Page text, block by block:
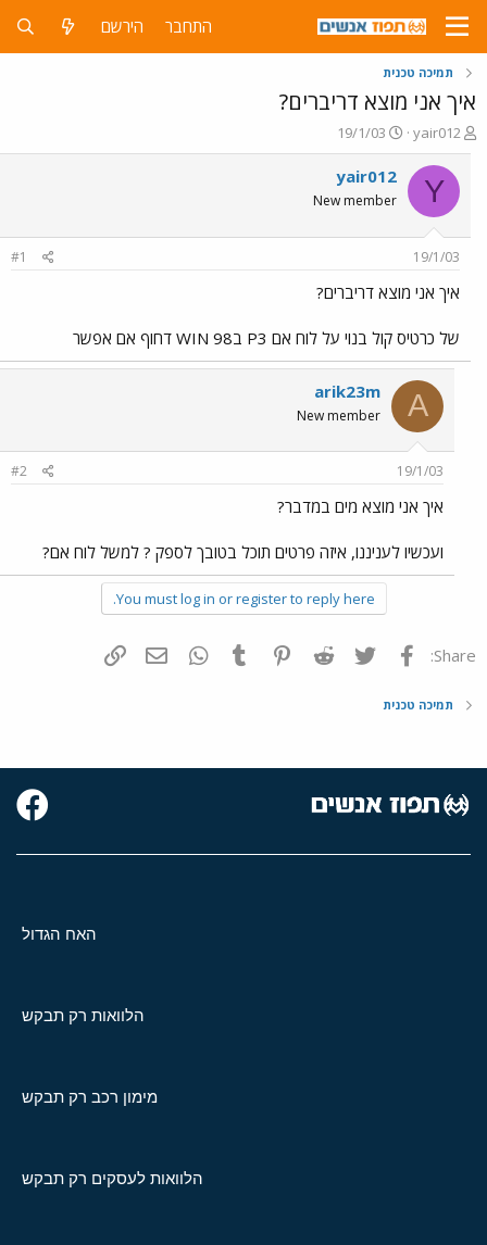
התחבר הירשם
תמיכה טכנית
איך אני מוצא דריברים?
פ
ו
ת
ח
ה
ש
א
yair012
פ
ו
ר
ם
ר
19/1/03
Y
yair012
New member
19/1/03
#1
איך אני מוצא דריברים?
של כרטיס קול בנוי על לוח אם P3 בWIN 98 דחוף אם אפשר
A
arik23m
New member
19/1/03
#2
איך אני מוצא מים במדבר?
ועכשיו לעניננו, איזה פרטים תוכל בטובך לספק ? למשל לוח אם?
You must log in or register to reply here.
Share: פייסבוק Twitter
Reddit
Pinterest
Tumblr
WhatsAppדואר אלקטרוני
תמיכה טכנית
האח הגדול
הלוואות רק תבקש
מימון רכב רק תבקש
הלוואות לעסקים רק תבקש